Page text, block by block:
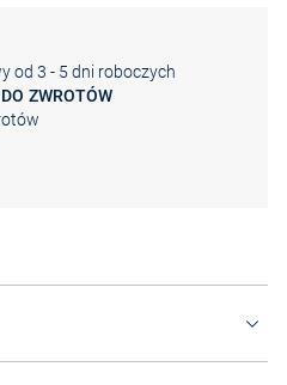
od 3 - 5 dni roboczych
ZWROTÓW